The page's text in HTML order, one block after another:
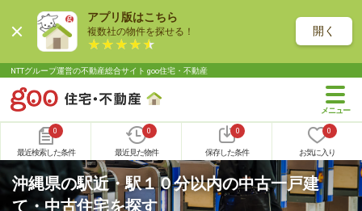
アプリ版はこちら
複数社の物件を探せる！ 開く
NTTグループ運営の不動産総合サイト goo住宅・不動産
0
最近検索した条件
0
最近見た物件
0
保存した条件
0
お気に入り
沖縄県の駅近・駅１０分以内の中古一戸建
て・中古住宅を探す